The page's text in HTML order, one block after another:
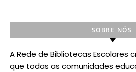
SOBRE NÓS
A Rede de Bibliotecas Escolares
que todas as comunidades